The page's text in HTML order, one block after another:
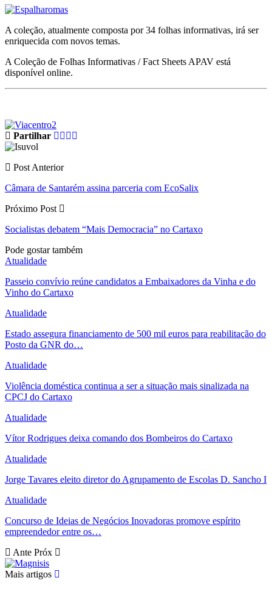
A coleção, atualmente composta por 34 folhas informativas, irá ser
enriquecida com novos temas.
A Coleção de Folhas Informativas / Fact Sheets APAV está
disponível online.
Partilhar
Post Anterior
Câmara de Santarém assina parceria com EcoSalix
Próximo Post
Socialistas debatem “Mais Democracia” no Cartaxo
Pode gostar também
Atualidade
Passeio convívio reúne candidatos a Embaixadores da Vinha e do
Vinho do Cartaxo
Atualidade
Estado assegura financiamento de 500 mil euros para reabilitação do
Posto da GNR do…
Atualidade
Violência doméstica continua a ser a situação mais sinalizada na
CPCJ do Cartaxo
Atualidade
Vítor Rodrigues deixa comando dos Bombeiros do Cartaxo
Atualidade
Jorge Tavares eleito diretor do Agrupamento de Escolas D. Sancho I
Atualidade
Concurso de Ideias de Negócios Inovadoras promove espírito
empreendedor entre os…
Ante Próx
Mais artigos